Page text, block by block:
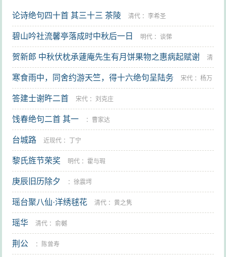
论诗绝句四十首 其三十三 茶陵 清代 ：李希圣
碧山吟社流馨亭落成时中秋后一日 明代 ：谈悌
贺新郎 中秋伏枕承蘧庵先生有月饼果物之惠病起赋谢 清
代：陈维崧
寒食雨中，同舍约游天竺，得十六绝句呈陆务 宋代 ：杨万
里
答建士谢旿二首 宋代 ：刘克庄
饯春绝句二首 其一 ： 曹家达
台城路 近现代 ： 丁宁
黎氏旌节荣奖 明代 ： 霍与瑕
庚辰旧历除夕 ：徐震堮
瑶台聚八仙·洋绣毬花 清代 ：黄之隽
瑶华 清代 ：俞樾
荆公 ： 陈曾寿